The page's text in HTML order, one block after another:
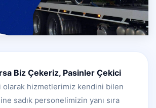
Biz Çekeriz, Pasinler Çekici
olarak hizmetlerimiz kendini bilen
sadık personelimizin yanı sıra